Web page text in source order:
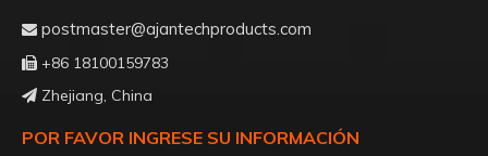
 postmaster@ajantechproducts.com
 +86 18100159783
 Zhejiang, China
POR FAVOR INGRESE SU INFORMACIÓN